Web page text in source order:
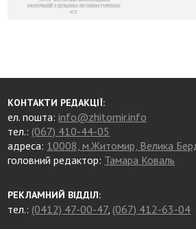
КОНТАКТИ РЕДАКЦІЇ:
ел. пошта:info@zhitomir.info
тел.: (067) 410-44-05
адреса: 10008, м.Житомир, Велика
головний редактор: Тамара Коваль
РЕКЛАМНИЙ ВІДДІЛ:
тел.: (0412) 47-00-47, (067) 412-63-04